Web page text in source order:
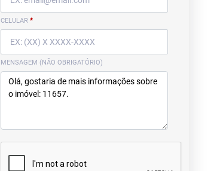
CELULAR *
MENSAGEM (NÃO OBRIGATÓRIO)